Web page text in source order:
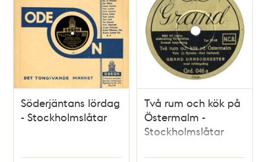
Söderjäntans lördag
- Stockholmslåtar
Två rum och kök på
Östermalm -
Stockholmslåtar